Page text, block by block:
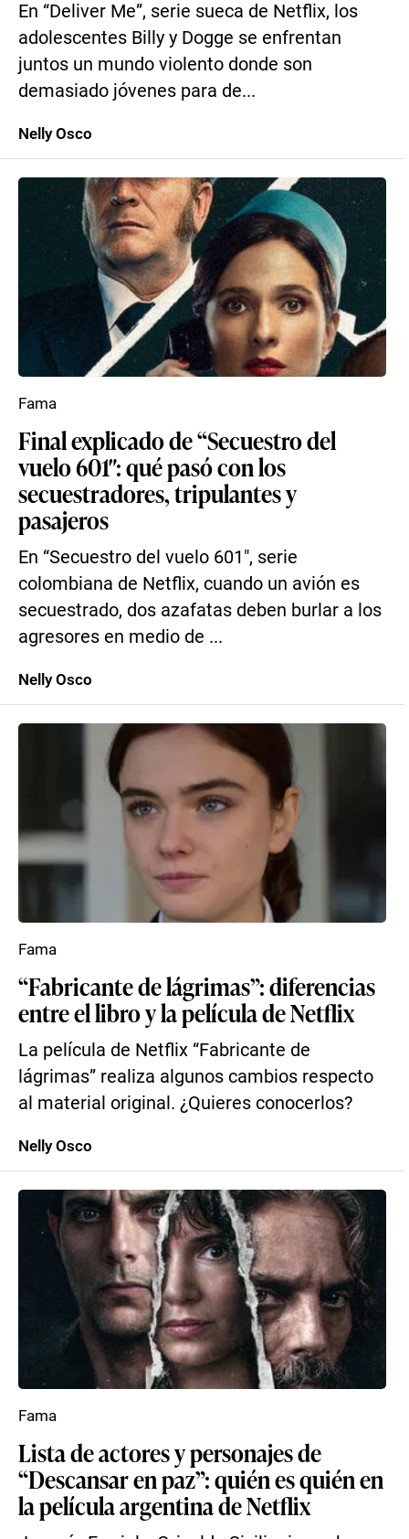
En “Deliver Me”, serie sueca de Netflix, los
adolescentes Billy y Dogge se enfrentan
juntos un mundo violento donde son
demasiado jóvenes para de...
Nelly Osco
Final explicado de “Secuestro del
vuelo 601″: qué pasó con los
secuestradores, tripulantes y
pasajeros
En “Secuestro del vuelo 601″, serie
colombiana de Netflix, cuando un avión es
secuestrado, dos azafatas deben burlar a los
agresores en medio de ...
Fama
Nelly Osco
“Fabricante de lágrimas”: diferencias
entre el libro y la película de Netflix
La película de Netflix “Fabricante de
lágrimas” realiza algunos cambios respecto
al material original. ¿Quieres conocerlos?
Fama
Nelly Osco
Lista de actores y personajes de
“Descansar en paz”: quién es quién en
la película argentina de Netflix
Fama